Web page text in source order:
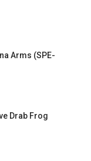
Arms (SPE-
Drab Frog